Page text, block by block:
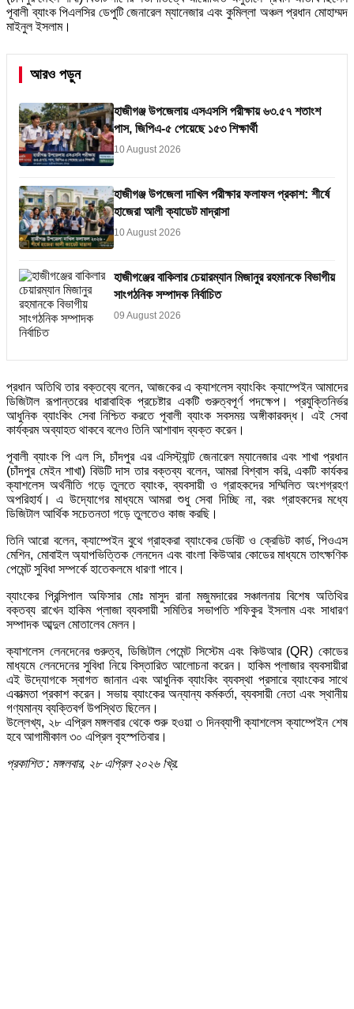
পূবালী ব্যাংক পিএলসির ডেপুটি জেনারেল ম্যানেজার এবং কুমিল্লা অঞ্চল প্রধান মোহাম্মদ
মাইনুল ইসলাম।
আরও পড়ুন
হাজীগঞ্জ উপজেলায় এসএসসি পরীক্ষায় ৬৩.৫৭ শতাংশ
পাস, জিপিএ-৫ পেয়েছে ১৫৩ শিক্ষার্থী
10 August 2026
হাজীগঞ্জ উপজেলা দাখিল পরীক্ষার ফলাফল প্রকাশ: শীর্ষে
হাজেরা আলী ক্যাডেট মাদ্রাসা
10 August 2026
হাজীগঞ্জের বাকিলার চেয়ারম্যান মিজানুর রহমানকে বিভাগীয়
সাংগঠনিক সম্পাদক নির্বাচিত
09 August 2026
প্রধান অতিথি তার বক্তব্যে বলেন, আজকের এ ক্যাশলেস ব্যাংকিং ক্যাম্পেইন আমাদের
ডিজিটাল রূপান্তরের ধারাবাহিক প্রচেষ্টার একটি গুরুত্বপূর্ণ পদক্ষেপ। প্রযুক্তিনির্ভর
আধুনিক ব্যাংকিং সেবা নিশ্চিত করতে পূবালী ব্যাংক সবসময় অঙ্গীকারবদ্ধ। এই সেবা
কার্যক্রম অব্যাহত থাকবে বলেও তিনি আশাবাদ ব্যক্ত করেন।
পূবালী ব্যাংক পি এল সি, চাঁদপুর এর এসিস্ট্যান্ট জেনারেল ম্যানেজার এবং শাখা প্রধান
(চাঁদপুর মেইন শাখা) বিউটি দাস তার বক্তব্য বলেন, আমরা বিশ্বাস করি, একটি কার্যকর
ক্যাশলেস অর্থনীতি গড়ে তুলতে ব্যাংক, ব্যবসায়ী ও গ্রাহকদের সম্মিলিত অংশগ্রহণ
অপরিহার্য। এ উদ্যোগের মাধ্যমে আমরা শুধু সেবা দিচ্ছি না, বরং গ্রাহকদের মধ্যে
ডিজিটাল আর্থিক সচেতনতা গড়ে তুলতেও কাজ করছি।
তিনি আরো বলেন, ক্যাম্পেইন বুথে গ্রাহকরা ব্যাংকের ডেবিট ও ক্রেডিট কার্ড, পিওএস
মেশিন, মোবাইল অ্যাপভিত্তিক লেনদেন এবং বাংলা কিউআর কোডের মাধ্যমে তাৎক্ষণিক
পেমেন্ট সুবিধা সম্পর্কে হাতেকলমে ধারণা পাবে।
ব্যাংকের প্রিন্সিপাল অফিসার মোঃ মাসুদ রানা মজুমদারের সঞ্চালনায় বিশেষ অতিথির
বক্তব্য রাখেন হাকিম প্লাজা ব্যবসায়ী সমিতির সভাপতি শফিকুর ইসলাম এবং সাধারণ
সম্পাদক আব্দুল মোতালেব মেলন।
ক্যাশলেস লেনদেনের গুরুত্ব, ডিজিটাল পেমেন্ট সিস্টেম এবং কিউআর (QR) কোডের
মাধ্যমে লেনদেনের সুবিধা নিয়ে বিস্তারিত আলোচনা করেন। হাকিম প্লাজার ব্যবসায়ীরা
এই উদ্যোগকে স্বাগত জানান এবং আধুনিক ব্যাংকিং ব্যবস্থা প্রসারে ব্যাংকের সাথে
একাত্মতা প্রকাশ করেন। সভায় ব্যাংকের অন্যান্য কর্মকর্তা, ব্যবসায়ী নেতা এবং স্থানীয়
গণ্যমান্য ব্যক্তিবর্গ উপস্থিত ছিলেন।
উল্লেখ্য, ২৮ এপ্রিল মঙ্গলবার থেকে শুরু হওয়া ৩ দিনব্যাপী ক্যাশলেস ক্যাম্পেইন শেষ
হবে আগামীকাল ৩০ এপ্রিল বৃহস্পতিবার।
প্রকাশিত : মঙ্গলবার, ২৮ এপ্রিল ২০২৬ খ্রি.